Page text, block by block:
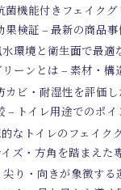
菌機能付きフェイク
果検証 – 最新の商品
水環境と衛生面で最適
リーンとは – 素材・構
カビ・耐湿性を評価
– トイレ用途でのポイ
なトイレのフェイク
ズ・方角を踏まえた
り・向きが象徴する